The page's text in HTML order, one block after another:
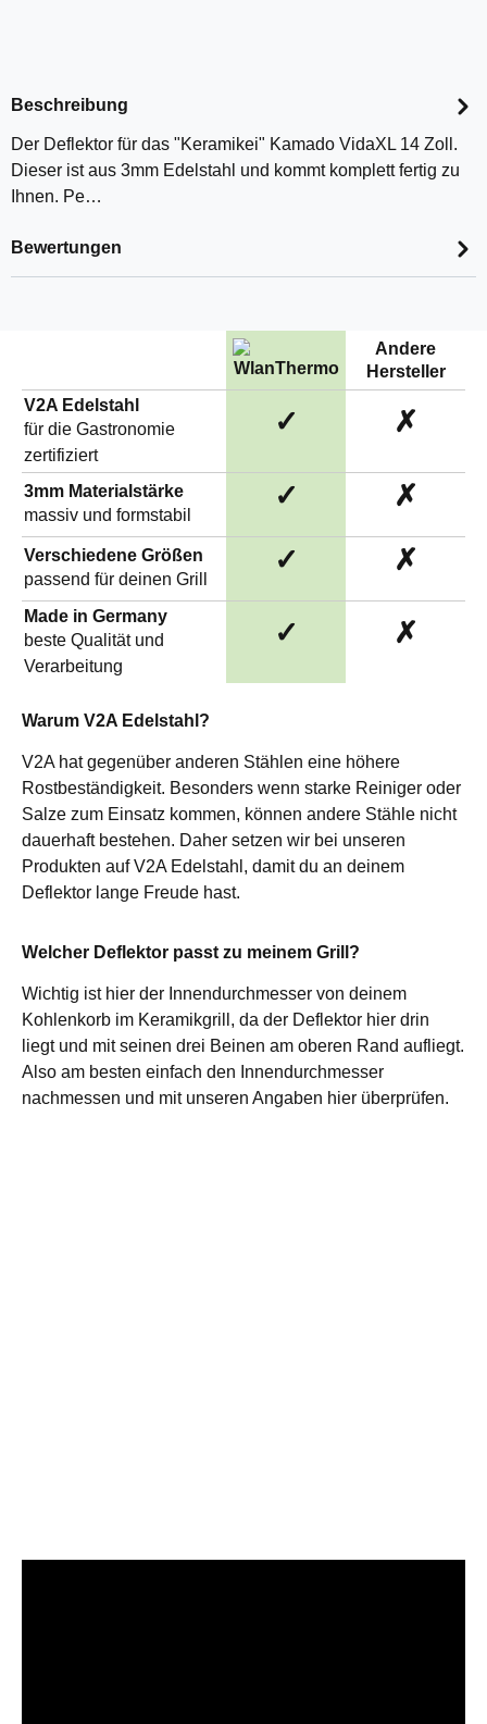
Beschreibung
Der Deflektor für das "Keramikei" Kamado VidaXL 14 Zoll.
Dieser ist aus 3mm Edelstahl und kommt komplett fertig zu
Ihnen. Pe…
Bewertungen
Andere
Hersteller
V2A Edelstahl
für die Gastronomie
zertifiziert
✓ ✗
3mm Materialstärke
massiv und formstabil
✓ ✗
Verschiedene Größen
passend für deinen Grill
✓ ✗
Made in Germany
beste Qualität und
Verarbeitung
✓ ✗
Warum V2A Edelstahl?
V2A hat gegenüber anderen Stählen eine höhere
Rostbeständigkeit. Besonders wenn starke Reiniger oder
Salze zum Einsatz kommen, können andere Stähle nicht
dauerhaft bestehen. Daher setzen wir bei unseren
Produkten auf V2A Edelstahl, damit du an deinem
Deflektor lange Freude hast.
Welcher Deflektor passt zu meinem Grill?
Wichtig ist hier der Innendurchmesser von deinem
Kohlenkorb im Keramikgrill, da der Deflektor hier drin
liegt und mit seinen drei Beinen am oberen Rand aufliegt.
Also am besten einfach den Innendurchmesser
nachmessen und mit unseren Angaben hier überprüfen.